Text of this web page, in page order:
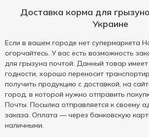
Доставка корма для
Украине
Если в вашем городе нет супермаркета
огорчайтесь. У вас есть возможность
для грызуна почтой. Данный товар
годности, хорошо переносит
получить продукцию с доставкой, на
город, в которой нужно отправить
Почты. Посылка отправляется к своему
заказа. Оплата — через банковскую
наличными.